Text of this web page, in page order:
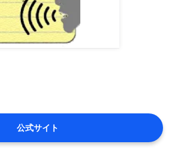
公式サイト